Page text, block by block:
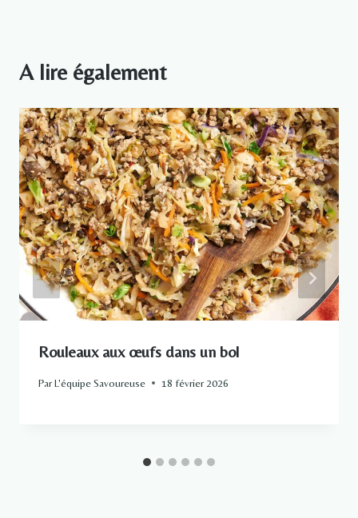
A lire également
Rouleaux aux œufs dans un bol
ParL'équipe Savoureuse 18 février 2026